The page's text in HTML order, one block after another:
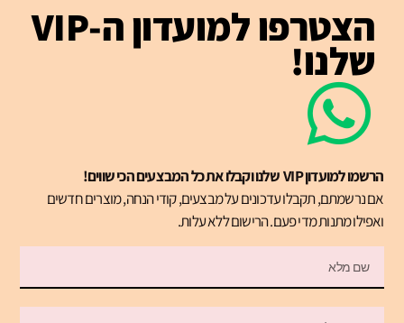
הצטרפו למועדון ה-VIP
שלנו!
הרשמו למועדון VIP שלנו וקבלו את כל המבצעים הכי שווים!
אם נרשמתם, תקבלו עדכונים על מבצעים, קודי הנחה, מוצרים חדשים
ואפילו מתנות מדי פעם. הרישום ללא עלות.